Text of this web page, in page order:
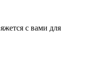
с вами для